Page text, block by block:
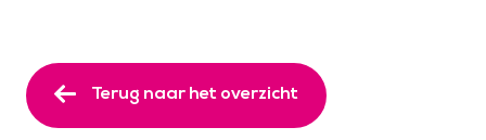
Terug naar het overzicht